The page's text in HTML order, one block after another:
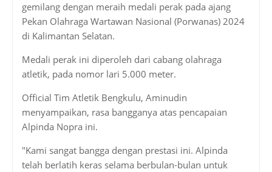
gemilang dengan meraih medali perak pada ajang
Pekan Olahraga Wartawan Nasional (Porwanas) 2024
di Kalimantan Selatan.
Medali perak ini diperoleh dari cabang olahraga
atletik, pada nomor lari 5.000 meter.
Official Tim Atletik Bengkulu, Aminudin
menyampaikan, rasa bangganya atas pencapaian
Alpinda Nopra ini.
"Kami sangat bangga dengan prestasi ini. Alpinda
telah berlatih keras selama berbulan-bulan untuk